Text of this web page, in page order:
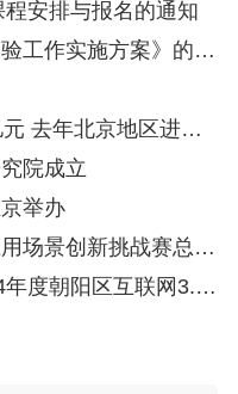
安排与报名的通知
通知（京财会〔2024〕30号）
区进出口总值3.65万亿元
院成立
举办
新挑战赛总决赛一等奖
范应用场景和示范解决方案的通知